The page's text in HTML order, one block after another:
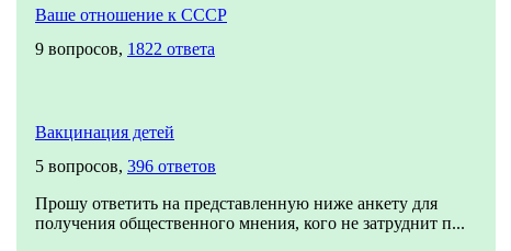
Ваше отношение к СССР
9 вопросов, 1822 ответа
Вакцинация детей
5 вопросов, 396 ответов
Прошу ответить на представленную ниже анкету для
получения общественного мнения, кого не затруднит п...